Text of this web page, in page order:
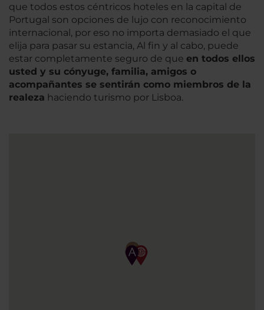
que todos estos céntricos hoteles en la capital de
Portugal son opciones de lujo con reconocimiento
internacional, por eso no importa demasiado el que
elija para pasar su estancia, Al fin y al cabo, puede
estar completamente seguro de que en todos ellos
usted y su cónyuge, familia, amigos o
acompañantes se sentirán como miembros de la
realeza haciendo turismo por Lisboa.